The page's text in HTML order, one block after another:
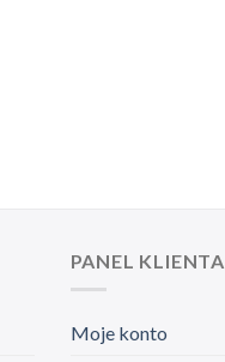
PANEL KLIENTA
Moje konto